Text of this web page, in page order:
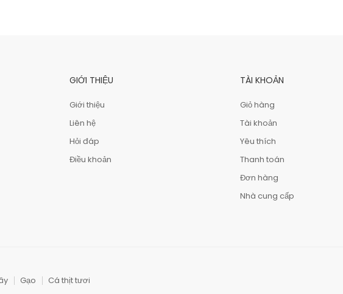
GIỚI THIỆU
Giới thiệu
Liên hệ
Hỏi đáp
Điều khoản
TÀI KHOẢN
Giỏ hàng
Tài khoản
Yêu thích
Thanh toán
Đơn hàng
Nhà cung cấp
Gạo Cá thịt tươi